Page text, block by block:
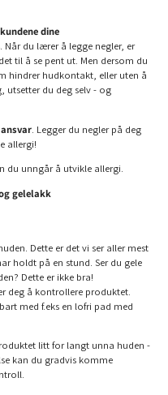
dine
du lærer å legge negler, er
til å se pent ut. Men dersom du
hindrer hudkontakt, eller uten å
utsetter du deg selv - og
. Legger du negler på deg
allergi!
du unngår å utvikle allergi.
gelelakk
Dette er det vi ser aller mest
holdt på en stund. Ser du gele
Dette er ikke bra!
deg å kontrollere produktet.
med f.eks en lofri pad med
litt for langt unna huden -
kan du gradvis komme